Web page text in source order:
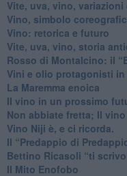
Vite, uva, vino,
Vino, simbolo
​Vino: retorica e futuro
​Vite, uva, vino, storia
​Rosso di Montalcino: il
Vini e olio protagonisti in
​La Maremma enoica
Il vino in un prossimo
​Non abbiate fretta; Il
​Vino Niji è, e ci ricorda.
Il “Predappio di
Bettino Ricasoli “ti
Il Mito Enofobo